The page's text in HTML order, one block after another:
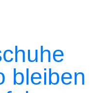
bleiben